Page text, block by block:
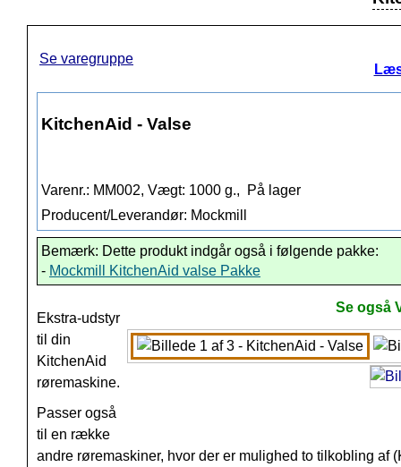
Se varegruppe
KitchenAid - Valse
Varenr.: MM002, Vægt: 1000 g.,
På lager
Producent/Leverandør: Mockmill
Bemærk: Dette produkt indgår også i følgende pakke:
- Mockmill KitchenAid valse Pakke
Se også
Ekstra-udstyr
til din
KitchenAid
røremaskine.
Passer også
til en række
andre røremaskiner, hvor der er mulighed to tilkobling af